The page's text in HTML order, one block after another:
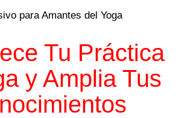
para Amantes del Yoga
Tu Práctica
y Amplia Tus